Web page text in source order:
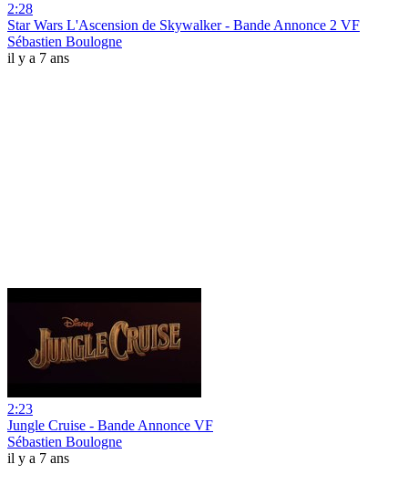
2:28
Star Wars L'Ascension de Skywalker - Bande Annonce 2 VF
Sébastien Boulogne
il y a 7 ans
2:23
Jungle Cruise - Bande Annonce VF
Sébastien Boulogne
il y a 7 ans